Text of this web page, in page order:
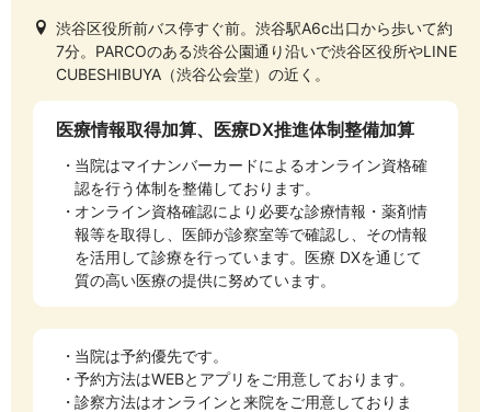
渋谷区役所前バス停すぐ前。渋谷駅A6c出口から歩いて約
7分。PARCOのある渋谷公園通り沿いで渋谷区役所やLINE
CUBESHIBUYA（渋谷公会堂）の近く。
医療情報取得加算、医療DX推進体制整備加算
当院はマイナンバーカードによるオンライン資格確
認を行う体制を整備しております。
オンライン資格確認により必要な診療情報・薬剤情
報等を取得し、医師が診察室等で確認し、その情報
を活用して診療を行っています。医療 DXを通じて
質の高い医療の提供に努めています。
当院は予約優先です。
予約方法はWEBとアプリをご用意しております。
診察方法はオンラインと来院をご用意しておりま